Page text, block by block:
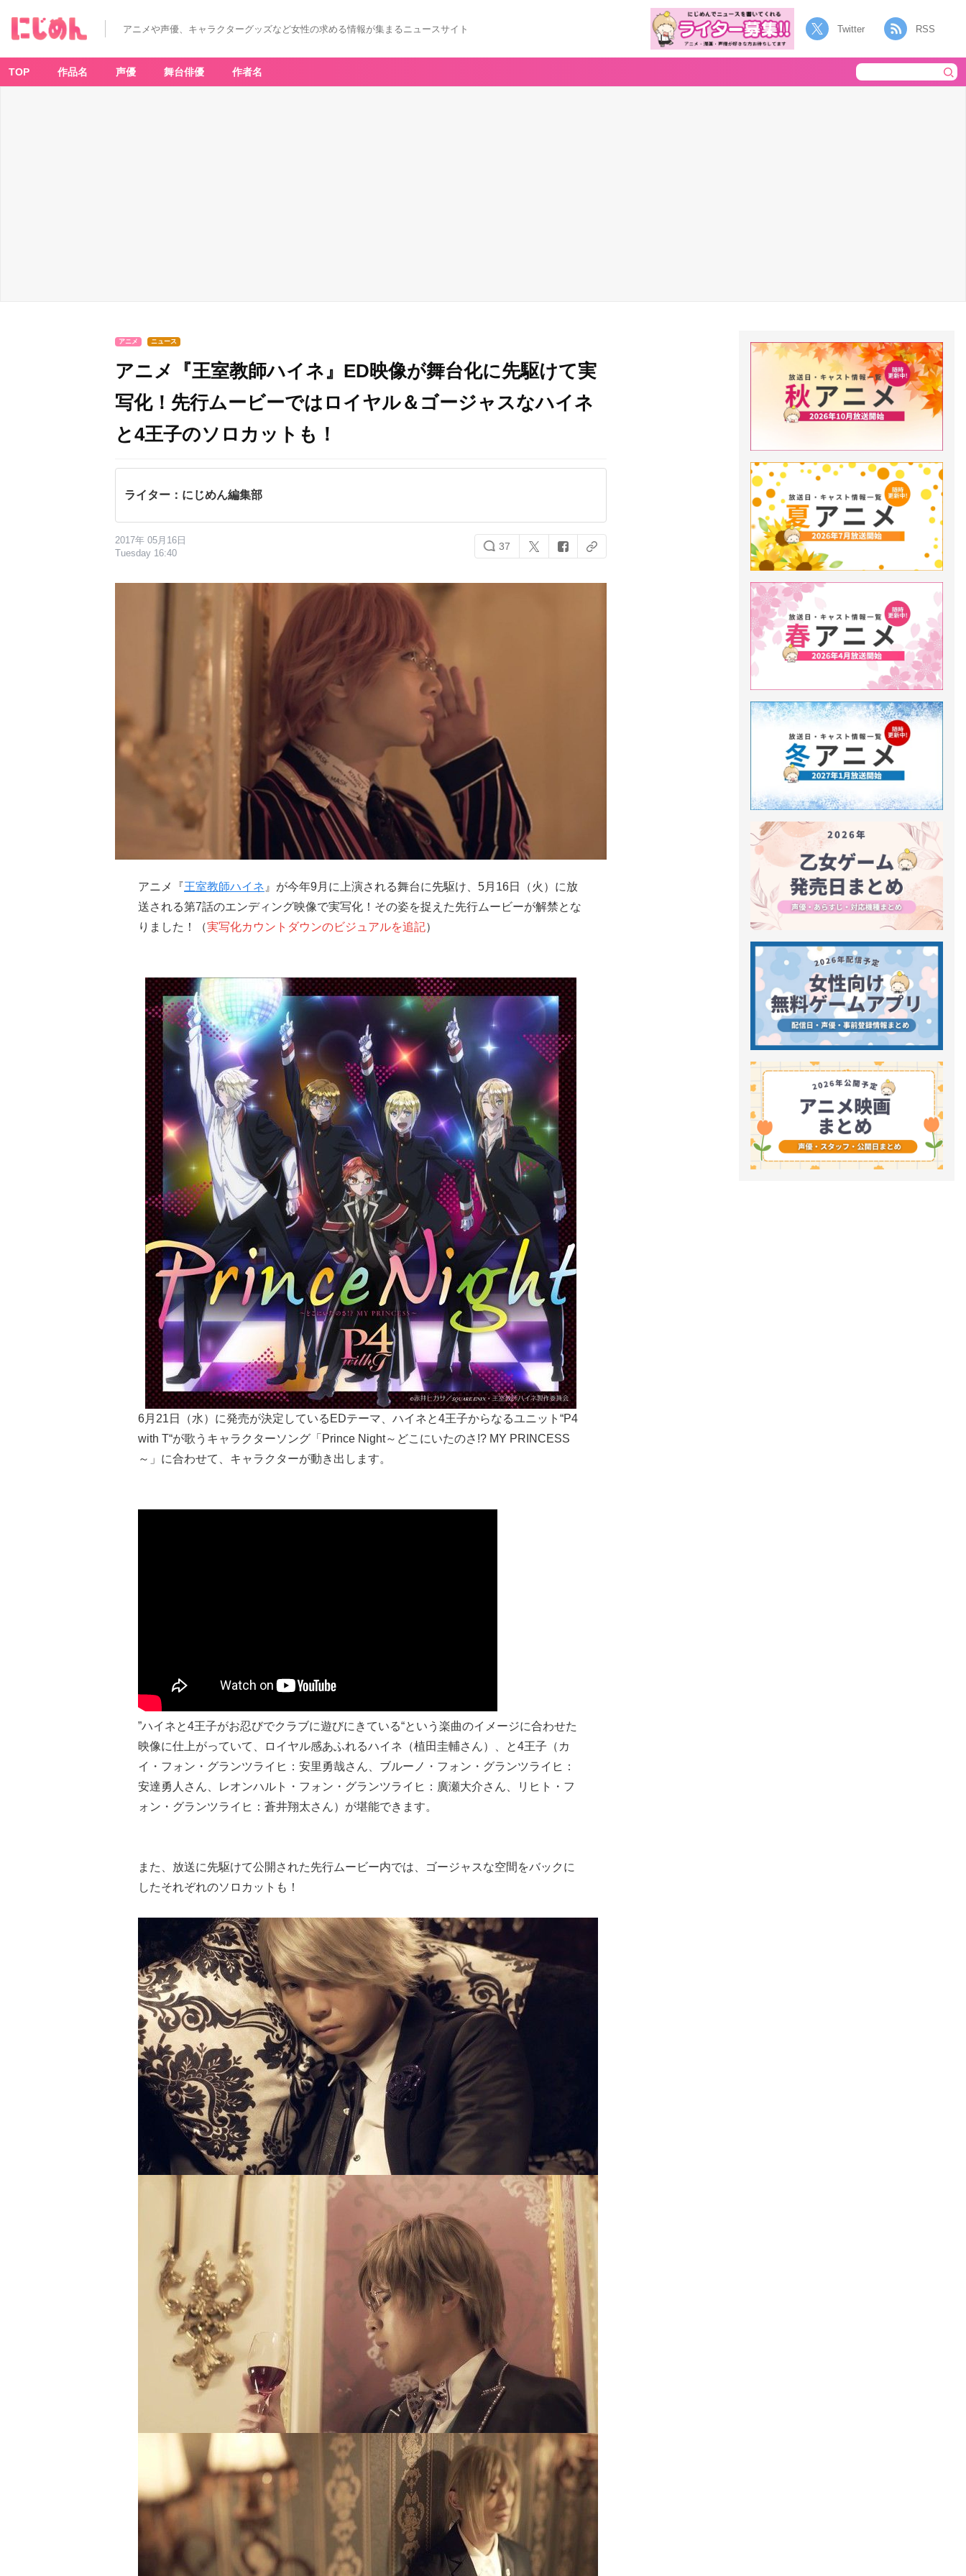
アニメや声優、キャラクターグッズなど女性の求める情報が集まるニュースサイト Twitter RSS
TOP 作品名 声優 舞台俳優 作者名
アニメ ニュース
アニメ『王室教師ハイネ』ED映像が舞台化に先駆けて実
写化！先行ムービーではロイヤル＆ゴージャスなハイネ
と4王子のソロカットも！
ライター：にじめん編集部
2017年 05月16日
Tuesday 16:40
37
アニメ『王室教師ハイネ 』が今年9月に上演される舞台に先駆け、5月16日（火）に放
送される第7話のエンディング映像で実写化！その姿を捉えた先行ムービーが解禁とな
りました！（実写化カウントダウンのビジュアルを追記）
6月21日（水） に発売が決定しているEDテーマ、ハイネと4王子からなるユニット“P4
with T“が歌うキャラクターソング「Prince Night～どこにいたのさ!? MY PRINCESS
～」に合わせて、キャラクターが動き出します。
”ハイネと4王子がお忍びでクラブに遊びにきている“という楽曲のイメージに合わせた
映像に仕上がっていて、ロイヤル感あふれるハイネ（植田圭輔さん）、と4王子（カ
イ・フォン・グランツライヒ：安里勇哉さん、ブルーノ・フォン・グランツライヒ：
安達勇人さん、レオンハルト・フォン・グランツライヒ：廣瀬大介さん、リヒト・フ
ォン・グランツライヒ：蒼井翔太さん）が堪能できます。
また、放送に先駆けて公開された先行ムービー内では、ゴージャスな空間をバックに
したそれぞれのソロカットも！